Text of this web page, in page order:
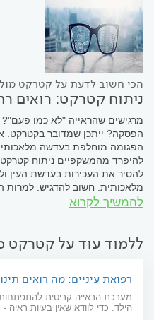
הכי חשוב לדעת על קטרקט
ניתוח קטרקט: רואים
מרגישים שהראייה "לא כמו
הפסקה? ייתכן שמדובר בקטרקט.
הפגומה מוחלפת בעדשה
להיפרד מהמשקפיים ניתוח
להסיר את העכירות בעדשת העין
מלאכותית. חשוב להדגיש: למרות
להמשיך לקרוא
ללמוד עוד על קטרקט
רפואת עיניים: מה רואים
מערכת הראייה קריטית
הילד. כדי לוודא שאין בעיות